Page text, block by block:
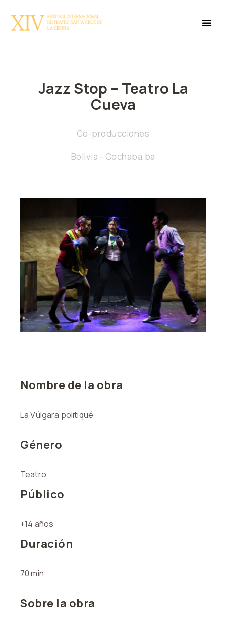
Jazz Stop – Teatro La
Cueva
Co-producciones
Bolivia - Cochaba,ba
Nombre de la obra
La Vúlgara politiqué
Género
Teatro
Público
+14 años
Duración
70 min
Sobre la obra